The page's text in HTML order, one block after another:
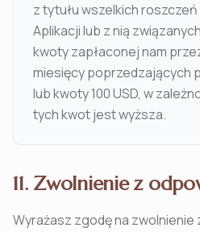
z tytułu wszelkich
Aplikacji lub z nią
kwoty zapłaconej nam
miesięcy poprzedzających
lub kwoty 100 USD, w
tych kwot jest wyższa.
11. Zwolnienie z
Wyrażasz zgodę na zwolnienie